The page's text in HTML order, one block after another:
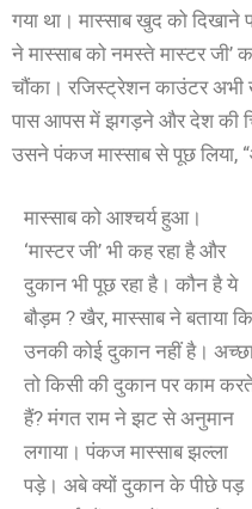
गया था। मास्साब खुद को
ने मास्साब को नमस्ते मास्टर जी’
चौंका। रजिस्ट्रेशन काउंटर
पास आपस में झगड़ने और देश की
उसने पंकज मास्साब से पूछ लिया,
मास्साब को आश्चर्य हुआ।
‘मास्टर जी’ भी कह रहा है और
दुकान भी पूछ रहा है। कौन है ये
बौड़म ? खैर, मास्साब ने बताया कि
उनकी कोई दुकान नहीं है।
तो किसी की दुकान पर काम
हैं? मंगत राम ने झट से अनुमान
लगाया। पंकज मास्साब झल्ला
पड़े। अबे क्यों दुकान के पीछे पड़